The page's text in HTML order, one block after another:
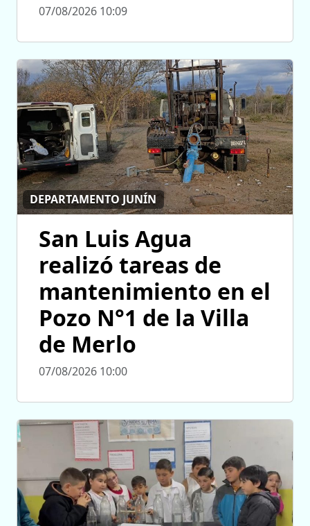
07/08/2026 10:09
DEPARTAMENTO JUNÍN
San Luis Agua
realizó tareas de
mantenimiento en el
Pozo N°1 de la Villa
de Merlo
07/08/2026 10:00